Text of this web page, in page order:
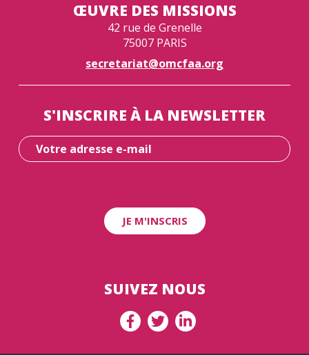
S'INSCRIRE À LA NEWSLETTER
SUIVEZ NOUS
ŒUVRE DES MISSIONS
42 rue de Grenelle
75007 PARIS
secretariat@omcfaa.org